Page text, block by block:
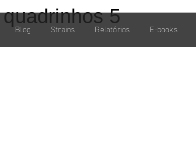
Blog Strains Relatórios E-books
5